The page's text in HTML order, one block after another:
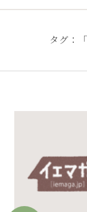
タグ：